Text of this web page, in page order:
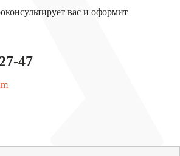
вас и оформит
47